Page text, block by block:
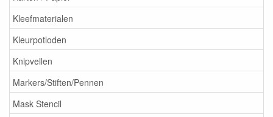
Kleefmaterialen
Kleurpotloden
Knipvellen
Markers/Stiften/Pennen
Mask Stencil